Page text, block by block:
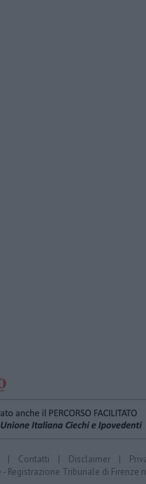
| Contatti | Disclaimer |
Registrazione Tribunale di Firenze